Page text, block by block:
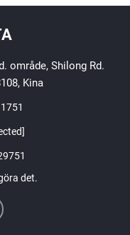
område, Shilong Rd.
Kina
det.